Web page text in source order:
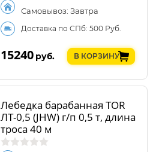
Самовывоз: Завтра
Доставка по СПб: 500 Руб.
15240 руб. В КОРЗИНУ
Лебедка барабанная TOR
ЛТ-0,5 (JHW) г/п 0,5 т, длина
троса 40 м